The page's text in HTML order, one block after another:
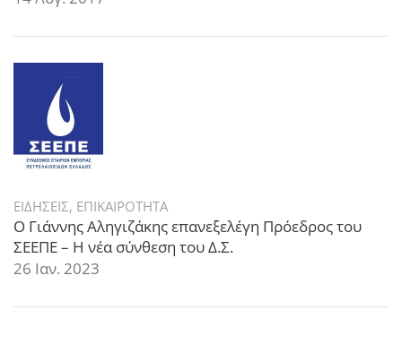
ΕΙΔΗΣΕΙΣ, ΕΠΙΚΑΙΡΟΤΗΤΑ
Ο Γιάννης Αληγιζάκης επανεξελέγη Πρόεδρος του
ΣΕΕΠΕ – Η νέα σύνθεση του Δ.Σ.
26 Ιαν. 2023